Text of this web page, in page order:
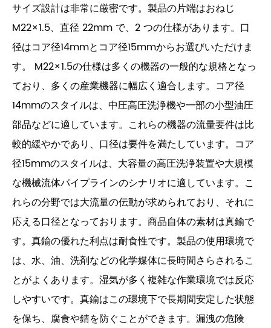
サイズ設計は非常に厳密です。製品の片端はおねじ
M22×1.5、直径 22mm で、2 つの仕様があります。口
径はコア径14mmとコア径15mmからお選びいただけま
す。 M22×1.5の仕様は多くの機器の一般的な規格となっ
ており、多くの産業機器に幅広く適合します。コア径
14mmのスタイルは、中圧高圧洗浄機や一部の小型油圧
部品などに適しています。これらの機器の流量要件は比
較的緩やかであり、口径は要件を満たしています。コア
径15mmのスタイルは、大容量の高圧洗浄装置や大規模
な機械流体パイプラインのシナリオに適しています。こ
れらの分野では大流量の伝動が求められており、それに
応える口径となっております。商品自体の素材は真鍮で
す。真鍮の優れた利点は耐食性です。製品の使用環境で
は、水、油、洗剤などの化学媒体に長時間さらされるこ
とがよくあります。湿気が多く複雑な作業環境では反応
しやすいです。真鍮はこの環境下で長期間安定した状態
を保ち、腐食や錆を防ぐことができます。漏洩の危険